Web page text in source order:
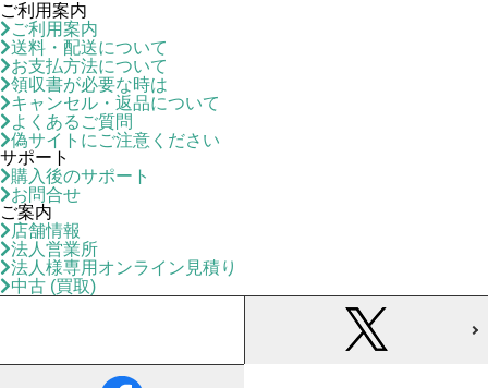
ご利用案内
ご利用案内
送料・配送について
お支払方法について
領収書が必要な時は
キャンセル・返品について
よくあるご質問
偽サイトにご注意ください
サポート
購入後のサポート
お問合せ
ご案内
店舗情報
法人営業所
法人様専用オンライン見積り
中古 (買取)